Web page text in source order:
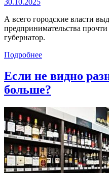
А всего городские власти
предпринимательства
губернатор.
Подробнее
Если не видно
больше?